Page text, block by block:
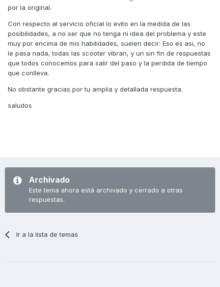
por la original.
Con respecto al servicio oficial lo evito en la medida de las
posibilidades, a no ser que no tenga ni idea del problema y este
muy por encima de mis habilidades, suelen decir: Eso es asi, no
le pasa nada, todas las scooter vibran, y un sin fin de respuestas
que todos conocemos para salir del paso y la perdida de tiempo
que conlleva.
No obstante gracias por tu amplia y detallada respuesta.
saludos
Archivado
Este tema ahora está archivado y cerrado a otras
respuestas.
Ir a la lista de temas